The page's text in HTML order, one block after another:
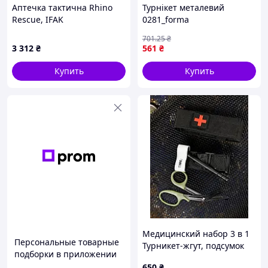
ТЕХНОЛОГИЯ СВЕРХРПРОЧНОГО
СЛИПАНИЯ
Особенная, запатентованная технология,
обеспечивает сверхпрочное слипание ленты
и ее гарантированную работу в мокром,
Аптечка тактична Rhino
Rescue, IFAK
3 312 ₴
Купить
Турнікет металевий
0281_forma
561 ₴
701.25₴
Купить
Персональные товарные
подборки в приложении
Медицинский набор 3 в 1
Турникет-жгут, подсумок